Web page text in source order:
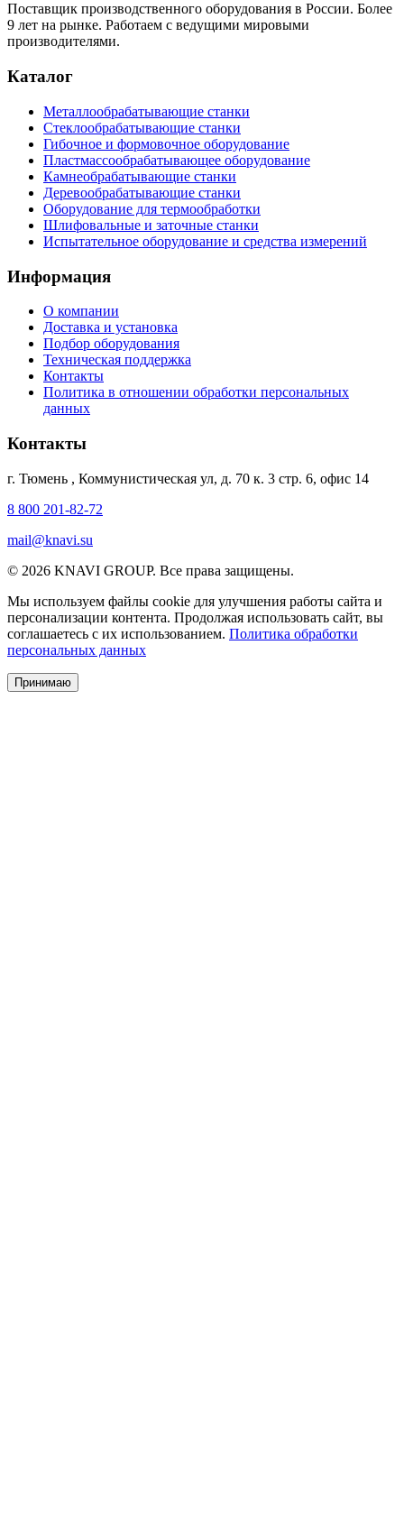
Поставщик производственного оборудования в России. Более
9 лет на рынке. Работаем с ведущими мировыми
производителями.
Каталог
Металлообрабатывающие станки
Стеклообрабатывающие станки
Гибочное и формовочное оборудование
Пластмассообрабатывающее оборудование
Камнеобрабатывающие станки
Деревообрабатывающие станки
Оборудование для термообработки
Шлифовальные и заточные станки
Испытательное оборудование и средства измерений
Информация
О компании
Доставка и установка
Подбор оборудования
Техническая поддержка
Контакты
Политика в отношении обработки персональных
данных
Контакты
г. Тюмень , Коммунистическая ул, д. 70 к. 3 стр. 6, офис 14
8 800 201-82-72
mail@knavi.su
© 2026 KNAVI GROUP. Все права защищены.
Мы используем файлы cookie для улучшения работы сайта и
персонализации контента. Продолжая использовать сайт, вы
соглашаетесь с их использованием. Политика обработки
персональных данных
Принимаю